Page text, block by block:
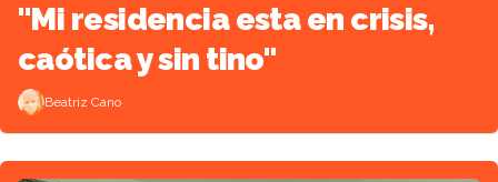
"Mi residencia esta en crisis,
caótica y sin tino"
Beatriz Cano